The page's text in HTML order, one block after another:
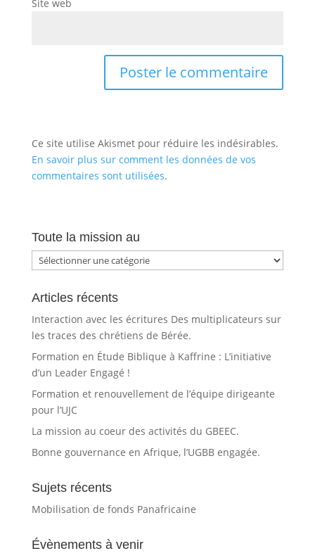
Site web
Ce site utilise Akismet pour réduire les indésirables.
En savoir plus sur comment les données de vos
commentaires sont utilisées.
Toute la mission au
Toute
la
mission
Articles récents
Interaction avec les écritures Des multiplicateurs sur
les traces des chrétiens de Bérée.
Formation en Étude Biblique à Kaffrine : L’initiative
d’un Leader Engagé !
Formation et renouvellement de l’équipe dirigeante
pour l’UJC
La mission au coeur des activités du GBEEC.
Bonne gouvernance en Afrique, l’UGBB engagée.
Sujets récents
Mobilisation de fonds Panafricaine
Évènements à venir